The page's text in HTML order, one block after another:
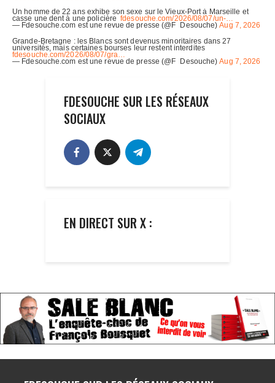
FDESOUCHE SUR LES RÉSEAUX
SOCIAUX
EN DIRECT SUR X :